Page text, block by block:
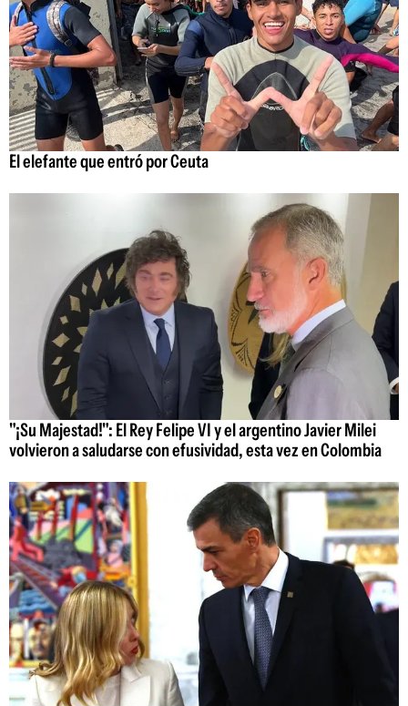
El elefante que entró por Ceuta
"¡Su Majestad!": El Rey Felipe VI y el argentino Javier Milei
volvieron a saludarse con efusividad, esta vez en Colombia